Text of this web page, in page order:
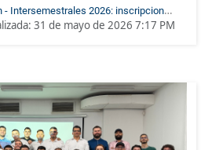
Intersemestrales 2026: inscripciones
abren en junio
31 de mayo de 2026 7:17 PM